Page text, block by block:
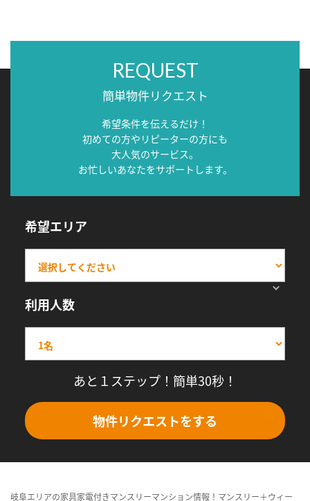
REQUEST
簡単物件リクエスト
希望条件を伝えるだけ！
初めての方やリピーターの方にも
大人気のサービス。
お忙しいあなたをサポートします。
希望エリア
利用人数
あと１ステップ！簡単30秒！
物件リクエストをする
岐阜エリアの家具家電付きマンスリーマンション情報！マンスリー＋ウィー